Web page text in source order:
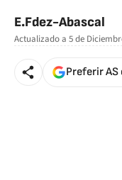
E.Fdez-Abascal
Actualizado a 5 de
Preferir AS